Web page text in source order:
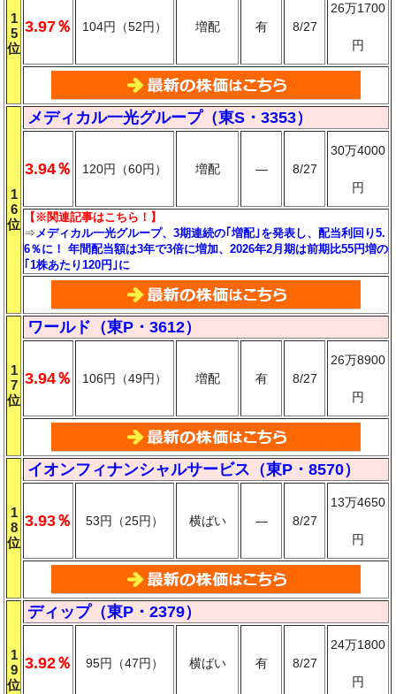
1
5
位
3.97％ 104円（52円） 増配 有 8/27
26万1700
円
1
6
位
メディカル一光グループ（東S・3353）
3.94％ 120円（60円） 増配 ― 8/27
30万4000
円
【※関連記事はこちら！】
⇒メディカル一光グループ、3期連続の｢増配｣を発表し、配当利回り5.
6％に！ 年間配当額は3年で3倍に増加、2026年2月期は前期比55円増の
｢1株あたり120円｣に
1
7
位
ワールド（東P・3612）
3.94％ 106円（49円） 増配 有 8/27
26万8900
円
1
8
位
イオンフィナンシャルサービス（東P・8570）
3.93％ 53円（25円） 横ばい ― 8/27
13万4650
円
1
9
位
ディップ（東P・2379）
3.92％ 95円（47円） 横ばい 有 8/27
24万1800
円